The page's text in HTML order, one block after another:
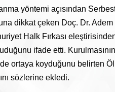
yöntemi açısından
dikkat çeken Doç. Dr.
Halk Fırkası
ifade etti.
ortaya koyduğunu belirten
sözlerine ekledi.